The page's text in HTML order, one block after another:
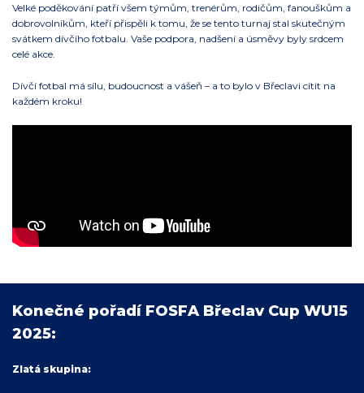
Velké poděkování patří všem týmům, trenérům, rodičům, fanouškům a
dobrovolníkům, kteří přispěli k tomu, že se tento turnaj stal skutečným
svátkem dívčího fotbalu. Vaše podpora, nadšení a úsměvy byly srdcem
celé akce.
Dívčí fotbal má sílu, budoucnost a vášeň – a to bylo v Břeclavi cítit na
každém kroku!
Konečné pořadí FOSFA Břeclav Cup WU15
2025:
Zlatá skupina: